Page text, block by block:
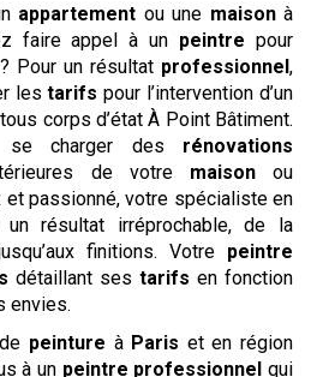
appartement ou une maisonà
faire appel à un peintre pour
? Pour un résultat professionnel,
lestarifs pour l’intervention d’un
tous corps d’état À Point Bâtiment.
se charger des rénovations
de votre maisonou
et passionné, votre spécialiste en
un résultat irréprochable, de la
finitions. Votre peintre
détaillant ses tarifs en fonction
envies.
peinture à Paris et en région
à un peintre professionnel qui